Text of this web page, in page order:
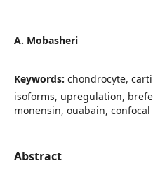
A. Mobasheri
Keywords: chondrocyte,
isoforms, upregulation,
monensin, ouabain,
Abstract